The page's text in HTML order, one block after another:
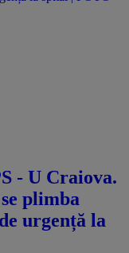
- U Craiova.
plimba
urgență la